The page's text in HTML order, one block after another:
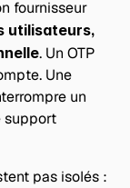
fournisseur
utilisateurs,
. Un OTP
Une
un
support
pas isolés :